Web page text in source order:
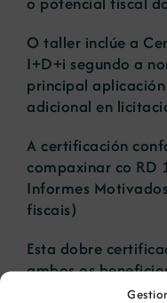
O taller inclúe a
I+D+i segundo a
principal
adicional en
A certificación
compaxinar co RD
Informes
fiscais)
Esta dobre
ambos os
proxecto conforme